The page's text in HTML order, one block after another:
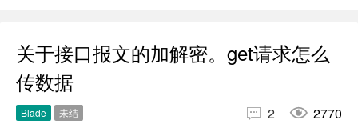
关于接口报文的加解密。get请求怎么
传数据
Blade
未结
 2  2770